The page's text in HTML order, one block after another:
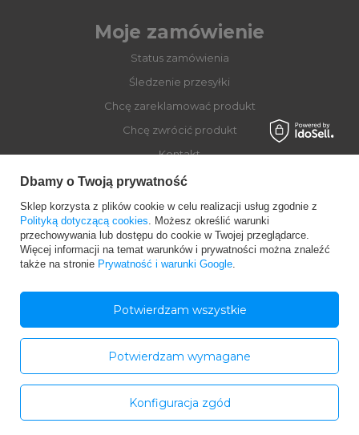
Moje zamówienie
Status zamówienia
Śledzenie przesyłki
Chcę zareklamować produkt
Chcę zwrócić produkt
Kontakt
Moje konto
Regulaminy
Dołącz do Globber
Dbamy o Twoją prywatność
Sklep korzysta z plików cookie w celu realizacji usług zgodnie z
Polityką dotyczącą cookies. Możesz określić warunki
przechowywania lub dostępu do cookie w Twojej przeglądarce.
Więcej informacji na temat warunków i prywatności można znaleźć
także na stronie Prywatność i warunki Google.
Potwierdzam wymagane
Konfiguracja zgód
Potwierdzam wszystkie